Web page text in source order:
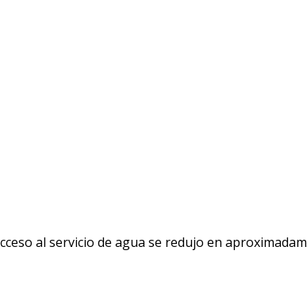
requiere unos S/95.000 millones de
y saneamiento requiere unos S/
de agua potable, cerca de 2 millones se ubican
al servicio de agua se redujo en